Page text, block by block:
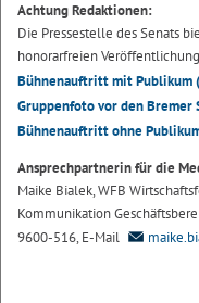
Achtung Redaktionen:
Die Pressestelle des Senats
honorarfreien
Bühnenauftritt mit Publikum
Gruppenfoto vor den Bremer
Bühnenauftritt ohne
Ansprechpartnerin für die
Maike Bialek, WFB
Kommunikation
9600-516, E-Mail